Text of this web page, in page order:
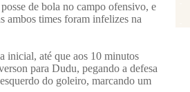
de bola no campo ofensivo, e
ambos times foram infelizes na
inicial, até que aos 10 minutos
para Dudu, pegando a defesa
do goleiro, marcando um